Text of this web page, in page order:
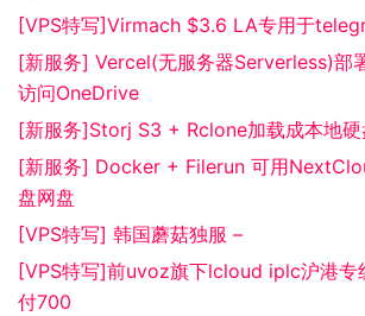
[VPS特写]Virmach $3.6 LA专用于
[新服务] Vercel(无服务器Serverless)部
访问OneDrive
[新服务]Storj S3 + Rclone加载成本地硬
[新服务] Docker + Filerun 可用
盘网盘
[VPS特写] 韩国蘑菇独服 –
[VPS特写]前uvoz旗下lcloud iplc沪港专
付700